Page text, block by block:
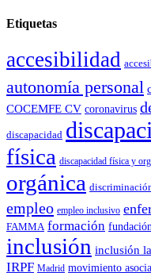
Etiquetas
accesibilidad
autonomía personal
COCEMFE CV coronavirus
discapacidad
física discapacidad física y
orgánica
empleo empleo inclusivo
FAMMA formación
inclusión inclusión
IRPF Madrid movimiento